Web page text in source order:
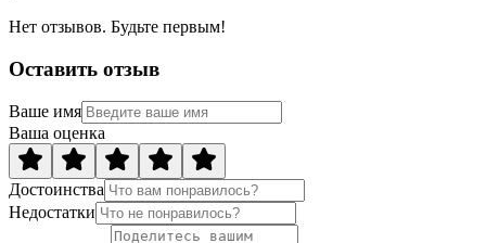
Нет отзывов. Будьте первым!
Оставить отзыв
Ваше имя
Ваша оценка
Достоинства
Недостатки